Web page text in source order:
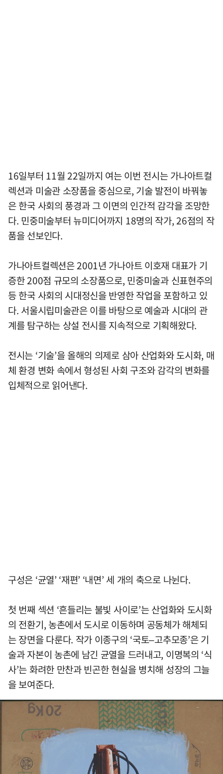
16일부터 11월 22일까지 여는 이번 전시는 가나아트컬
렉션과 미술관 소장품을 중심으로, 기술 발전이 바꿔놓
은 한국 사회의 풍경과 그 이면의 인간적 감각을 조망한
다. 민중미술부터 뉴미디어까지 18명의 작가, 26점의 작
품을 선보인다.
가나아트컬렉션은 2001년 가나아트 이호재 대표가 기
증한 200점 규모의 소장품으로, 민중미술과 신표현주의
등 한국 사회의 시대정신을 반영한 작업을 포함하고 있
다. 서울시립미술관은 이를 바탕으로 예술과 시대의 관
계를 탐구하는 상설 전시를 지속적으로 기획해왔다.
전시는 ‘기술’을 올해의 의제로 삼아 산업화와 도시화, 매
체 환경 변화 속에서 형성된 사회 구조와 감각의 변화를
입체적으로 읽어낸다.
구성은 ‘균열’ ‘재편’ ‘내면’ 세 개의 축으로 나뉜다.
첫 번째 섹션 ‘흔들리는 불빛 사이로’는 산업화와 도시화
의 전환기, 농촌에서 도시로 이동하며 공동체가 해체되
는 장면을 다룬다. 작가 이종구의 ‘국토–고추모종’은 기
술과 자본이 농촌에 남긴 균열을 드러내고, 이명복의 ‘식
사’는 화려한 만찬과 빈곤한 현실을 병치해 성장의 그늘
을 보여준다.